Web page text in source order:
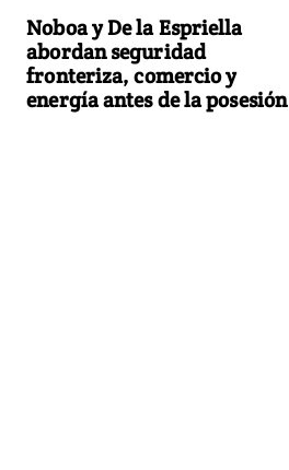
Noboa y De la Espriella
abordan seguridad
fronteriza, comercio y
energía antes de la posesión